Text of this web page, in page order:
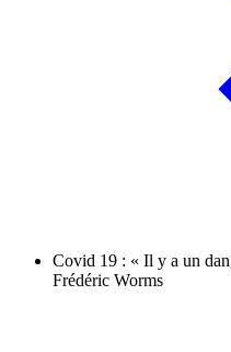
Covid 19 : « Il y a un
Frédéric Worms